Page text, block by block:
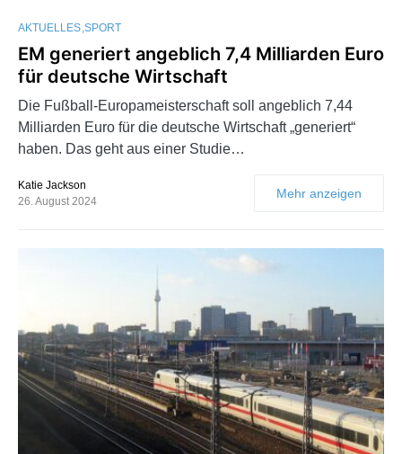
AKTUELLES SPORT
EM generiert angeblich 7,4 Milliarden Euro
für deutsche Wirtschaft
Die Fußball-Europameisterschaft soll angeblich 7,44
Milliarden Euro für die deutsche Wirtschaft „generiert“
haben. Das geht aus einer Studie…
Katie Jackson
26. August 2024
Mehr anzeigen